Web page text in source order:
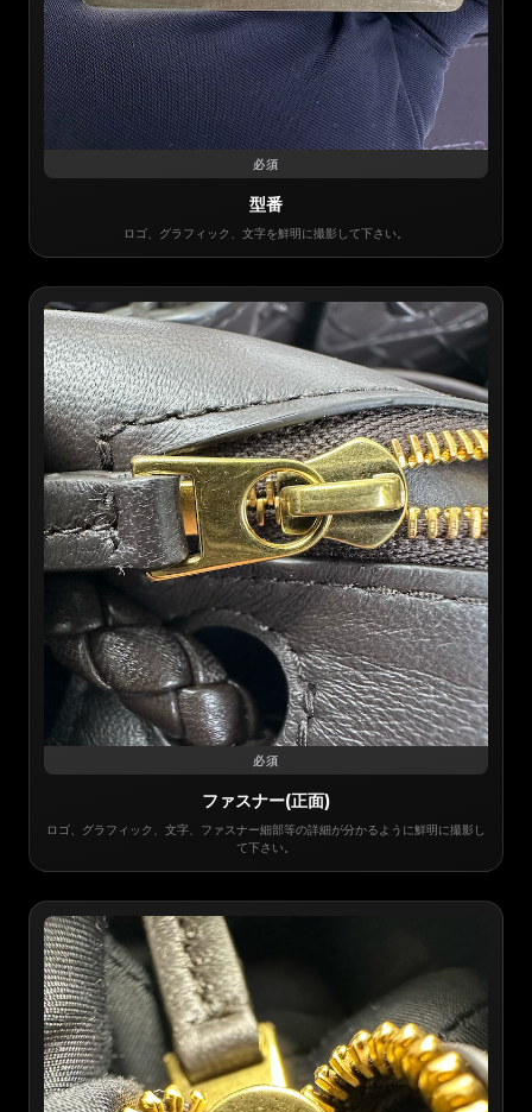
必須
型番
ロゴ、グラフィック、文字を鮮明に撮影して下さい。
必須
ファスナー(正面)
ロゴ、グラフィック、文字、ファスナー細部等の詳細が分かるように鮮明に撮影し
て下さい。